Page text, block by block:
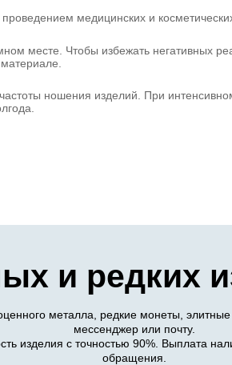
медицинских и
месте. Чтобы избежать негативных
ношения изделий. При
и редких
металла, редкие монеты,
мессенджер или почту.
изделия с точностью 90%. Выплата
обращения.